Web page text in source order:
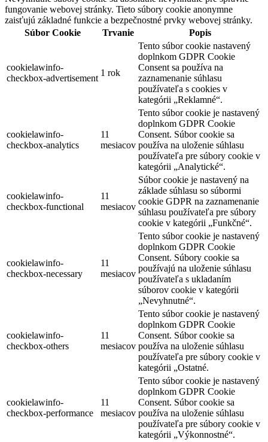
fungovanie webovej stránky. Tieto súbory cookie anonymne
zaisťujú základné funkcie a bezpečnostné prvky webovej stránky.
Súbor Cookie
Trvanie Popis
cookielawinfo-
checkbox-advertisement
1 rok
Tento súbor cookie nastavený
doplnkom GDPR Cookie
Consent sa používa na
zaznamenanie súhlasu
používateľa s cookies v
kategórii „Reklamné“.
cookielawinfo-
checkbox-analytics
11
mesiacov
Tento súbor cookie je nastavený
doplnkom GDPR Cookie
Consent. Súbor cookie sa
používa na uloženie súhlasu
používateľa pre súbory cookie v
kategórii „Analytické“.
cookielawinfo-
checkbox-functional
11
mesiacov
Súbor cookie je nastavený na
základe súhlasu so súbormi
cookie GDPR na zaznamenanie
súhlasu používateľa pre súbory
cookie v kategórii „Funkčné“.
cookielawinfo-
checkbox-necessary
11
mesiacov
Tento súbor cookie je nastavený
doplnkom GDPR Cookie
Consent. Súbory cookie sa
používajú na uloženie súhlasu
používateľa s ukladaním
súborov cookie v kategórii
„Nevyhnutné“.
cookielawinfo-
checkbox-others
11
mesiacov
Tento súbor cookie je nastavený
doplnkom GDPR Cookie
Consent. Súbor cookie sa
používa na uloženie súhlasu
používateľa pre súbory cookie v
kategórii „Ostatné.
cookielawinfo-
checkbox-performance
11
mesiacov
Tento súbor cookie je nastavený
doplnkom GDPR Cookie
Consent. Súbor cookie sa
používa na uloženie súhlasu
používateľa pre súbory cookie v
kategórii „Výkonnostné“.